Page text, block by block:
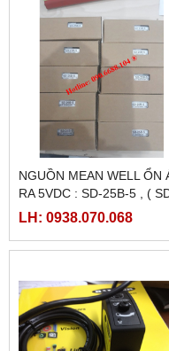
LH: 0938.070.068
FATEK FBS-4A2D
LH: 0938.070.068
NGUỒN MEANWELL LRS-
350-24
LH: 0938.070.068
40MR-ES
LH: 0938.070.068